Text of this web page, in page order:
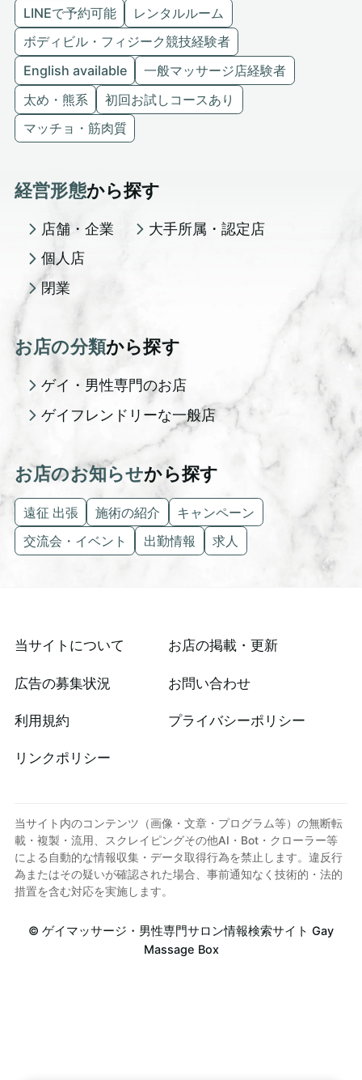
LINEで予約可能
レンタルルーム
ボディビル・フィジーク競技経験者
English available
一般マッサージ店経験者
太め・熊系
初回お試しコースあり
マッチョ・筋肉質
経営形態から探す
店舗・企業
大手所属・認定店
個人店
閉業
お店の分類から探す
ゲイ・男性専門のお店
ゲイフレンドリーな一般店
お店のお知らせから探す
遠征 出張 施術の紹介
キャンペーン
交流会・イベント
出勤情報 求人
当サイトについて お店の掲載・更新
広告の募集状況 お問い合わせ
利用規約 プライバシーポリシー
リンクポリシー
当サイト内のコンテンツ（画像・文章・プログラム等）の無断転
載・複製・流用、スクレイピングその他AI・Bot・クローラー等
による自動的な情報収集・データ取得行為を禁止します。違反行
為またはその疑いが確認された場合、事前通知なく技術的・法的
措置を含む対応を実施します。
© ゲイマッサージ・男性専門サロン情報検索サイト Gay
Massage Box